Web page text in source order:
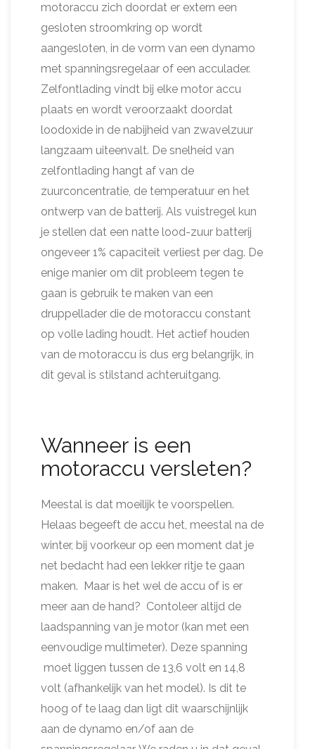
motoraccu zich doordat er extern een
gesloten stroomkring op wordt
aangesloten, in de vorm van een dynamo
met spanningsregelaar of een acculader.
Zelfontlading vindt bij elke motor accu
plaats en wordt veroorzaakt doordat
loodoxide in de nabijheid van zwavelzuur
langzaam uiteenvalt. De snelheid van
zelfontlading hangt af van de
zuurconcentratie, de temperatuur en het
ontwerp van de batterij. Als vuistregel kun
je stellen dat een natte lood-zuur batterij
ongeveer 1% capaciteit verliest per dag. De
enige manier om dit probleem tegen te
gaan is gebruik te maken van een
druppellader die de motoraccu constant
op volle lading houdt. Het actief houden
van de motoraccu is dus erg belangrijk, in
dit geval is stilstand achteruitgang.
Wanneer is een
motoraccu versleten?
Meestal is dat moeilijk te voorspellen.
Helaas begeeft de accu het, meestal na de
winter, bij voorkeur op een moment dat je
net bedacht had een lekker ritje te gaan
maken. Maar is het wel de accu of is er
meer aan de hand? Contoleer altijd de
laadspanning van je motor (kan met een
eenvoudige multimeter). Deze spanning
moet liggen tussen de 13,6 volt en 14,8
volt (afhankelijk van het model). Is dit te
hoog of te laag dan ligt dit waarschijnlijk
aan de dynamo en/of aan de